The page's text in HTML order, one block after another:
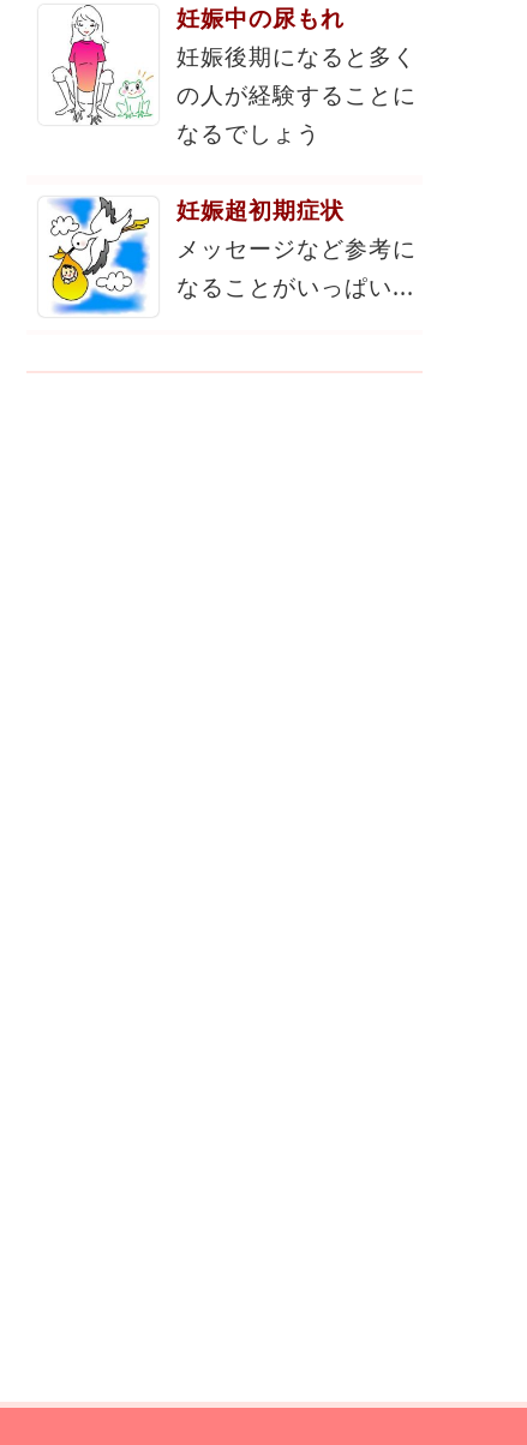
妊娠中の尿もれ
妊娠後期になると多く
の人が経験することに
なるでしょう
妊娠超初期症状
メッセージなど参考に
なることがいっぱい...